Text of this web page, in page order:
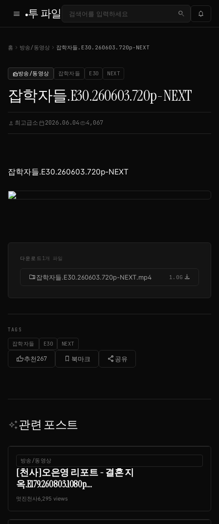
menu 투 파일 search notifications
홈 chevron_right 방송/동영상 chevron_right 잡학자들.E30.260603.720p-NEXT
radio방송/동영상 잡학자들 E30 NEXT
잡학자들.E30.260603.720p-NEXT
person 최고급소 calendar_today2026.06.04visibility4,067
잡학자들.E30.260603.720p-NEXT
다운로드 1개 파일
folder_zip잡학자들.E30.260603.720p-NEXT.mp4 1.0G download
TAGS
잡학자들 E30 NEXT
thumb_up추천267 bookmark_border 북마크 share 공유
auto_awesome관련 포스트
방송/동영상
[천사]오은영 리포트 - 결혼 지
옥.E179.260803.1080p....
멋진천사6,295 views